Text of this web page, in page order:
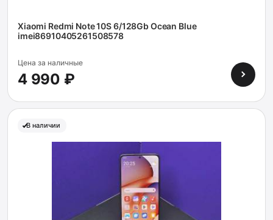
Xiaomi Redmi Note 10S 6/128Gb Ocean Blue
imei86910405261508578
Цена за наличные
4 990 ₽
В наличии